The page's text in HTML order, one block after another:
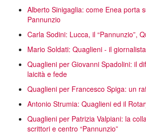
Alberto Sinigaglia: come Enea porta
Pannunzio
Carla Sodini: Lucca, il “Pannunzio”,
Mario Soldati: Quaglieni - il
Quaglieni per Giovanni Spadolini: il
laicità e fede
Quaglieni per Francesco Spiga: un
Antonio Strumia: Quaglieni ed il
Quaglieni per Patrizia Valpiani: la
scrittori e centro “Pannunzio”